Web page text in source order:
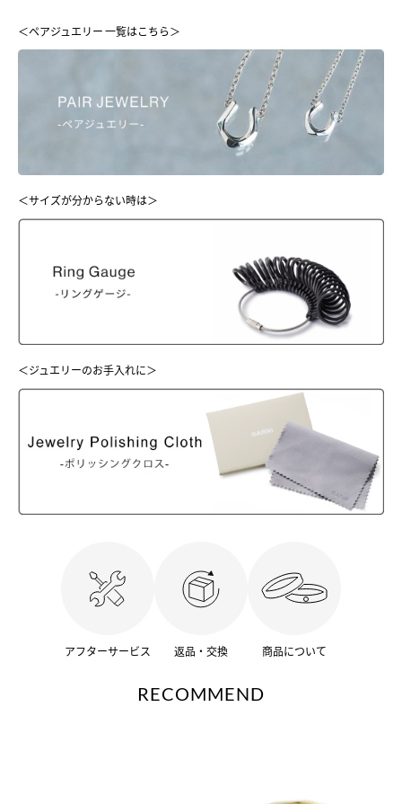
＜ペアジュエリー 一覧はこちら＞
＜サイズが分からない時は＞
＜ジュエリーのお手入れに＞
アフターサービス 返品・交換 商品について
RECOMMEND